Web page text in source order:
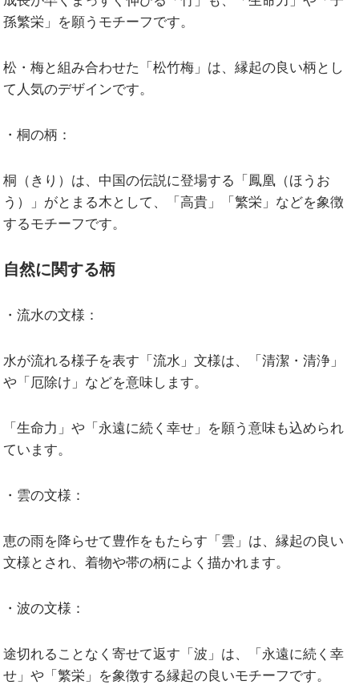
孫繁栄」を願うモチーフです。
松・梅と組み合わせた「松竹梅」は、縁起の良い柄とし
て人気のデザインです。
・桐の柄：
桐（きり）は、中国の伝説に登場する「鳳凰（ほうお
う）」がとまる木として、「高貴」「繁栄」などを象徴
するモチーフです。
自然に関する柄
・流水の文様：
水が流れる様子を表す「流水」文様は、「清潔・清浄」
や「厄除け」などを意味します。
「生命力」や「永遠に続く幸せ」を願う意味も込められ
ています。
・雲の文様：
恵の雨を降らせて豊作をもたらす「雲」は、縁起の良い
文様とされ、着物や帯の柄によく描かれます。
・波の文様：
途切れることなく寄せて返す「波」は、「永遠に続く幸
せ」や「繁栄」を象徴する縁起の良いモチーフです。